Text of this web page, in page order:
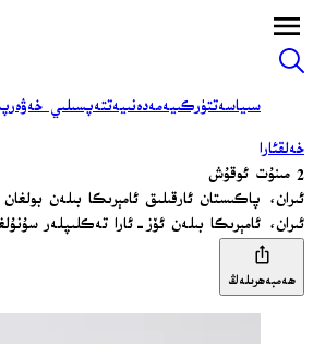
سىياسەتتۈركىيەمەدەنىيەتتەپسىلىي خەۋەر
خەلقئارا
2 مىنۇت ئوقۇش
ئىران، پاكىستان ئارقىلىق ئامېرىكا بىلەن
ئىران، ئامېرىكا بىلەن ئۆز-ئارا تەكلىپلەر سۇنۇلغانلىقىنى،
ھەمبەھرىلەڭ